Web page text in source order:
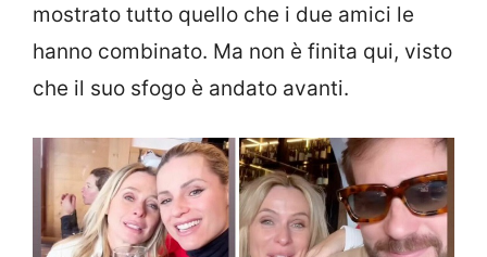
mostrato tutto quello che i due amici le
hanno combinato. Ma non è finita qui, visto
che il suo sfogo è andato avanti.